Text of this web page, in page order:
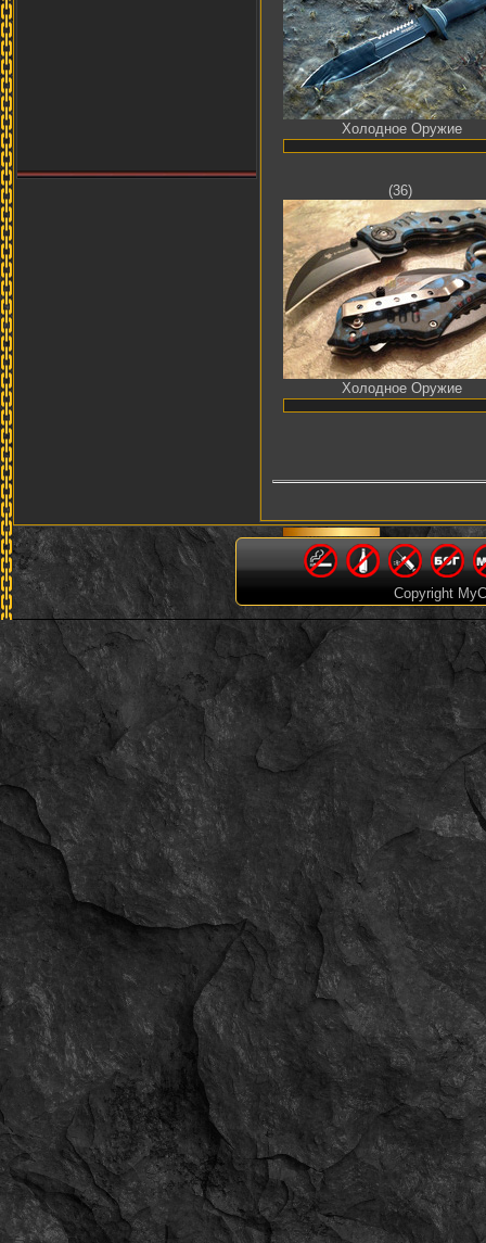
Имя: Юрий Николаевич
yc769937md
09.01.2026
14:30
Женщина ID:6612
Имя:youngkade
s1notov51
30.12.2025
18:26
Женщина
ID: 6611
Имя:
Vlad Sinotov
nizamovdenis898
12.12.2025
04:19
Женщина ID: 6610
Имя:Denis Nizamov
aminovemik
29.10.2025
23:21
ЖенщинаID:6609
Имя:
EMMY MUSIC
kazakovk229
14.10.2025
22:20
Женщина ID:
6608
Имя:
Кирилл Казаков
kyokosakura
11.10.2025
21:29
Мужчина
6607
Имя: kyoko sakura
veramomot3
28.09.2025
10:20
Женщина ID:6606
Имя: Вера Момот
d0674633
02.09.2025
15:40
ЖенщинаID:6605
Имя:
dsgsd
dendjjd7
02.09.2025
15:32
ЖенщинаID: 6604
Холодное Оружие
(36)
Холодное Оружие
Copyright